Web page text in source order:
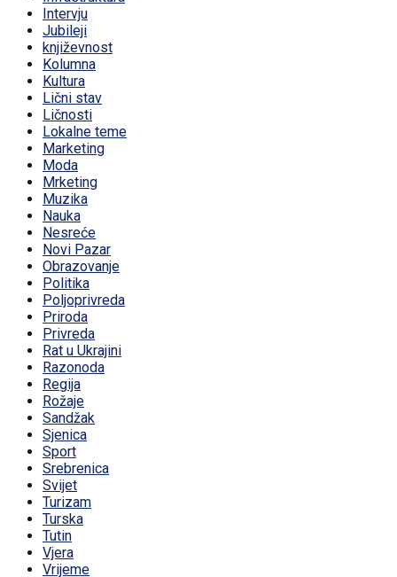
Intervju
Jubileji
književnost
Kolumna
Kultura
Lični stav
Ličnosti
Lokalne teme
Marketing
Moda
Mrketing
Muzika
Nauka
Nesreće
Novi Pazar
Obrazovanje
Politika
Poljoprivreda
Priroda
Privreda
Rat u Ukrajini
Razonoda
Regija
Rožaje
Sandžak
Sjenica
Sport
Srebrenica
Svijet
Turizam
Turska
Tutin
Vjera
Vrijeme